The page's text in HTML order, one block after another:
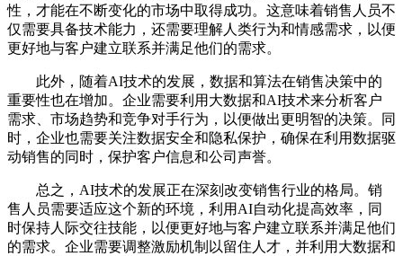
性，才能在不断变化的市场中取得成功。这意味着销售人员不
仅需要具备技术能力，还需要理解人类行为和情感需求，以便
更好地与客户建立联系并满足他们的需求。
此外，随着AI技术的发展，数据和算法在销售决策中的
重要性也在增加。企业需要利用大数据和AI技术来分析客户
需求、市场趋势和竞争对手行为，以便做出更明智的决策。同
时，企业也需要关注数据安全和隐私保护，确保在利用数据驱
动销售的同时，保护客户信息和公司声誉。
总之，AI技术的发展正在深刻改变销售行业的格局。销
售人员需要适应这个新的环境，利用AI自动化提高效率，同
时保持人际交往技能，以便更好地与客户建立联系并满足他们
的需求。企业需要调整激励机制以留住人才，并利用大数据和